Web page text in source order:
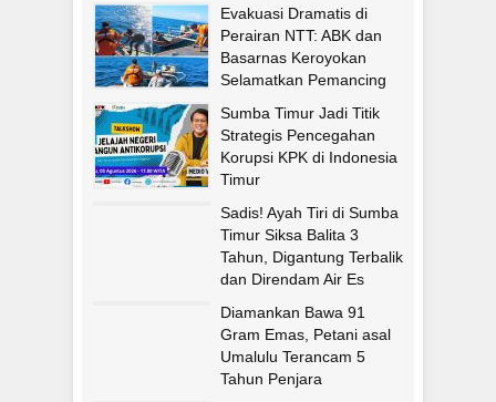
Evakuasi Dramatis di
Perairan NTT: ABK dan
Basarnas Keroyokan
Selamatkan Pemancing
Sumba Timur Jadi Titik
Strategis Pencegahan
Korupsi KPK di Indonesia
Timur
Sadis! Ayah Tiri di Sumba
Timur Siksa Balita 3
Tahun, Digantung Terbalik
dan Direndam Air Es
Diamankan Bawa 91
Gram Emas, Petani asal
Umalulu Terancam 5
Tahun Penjara